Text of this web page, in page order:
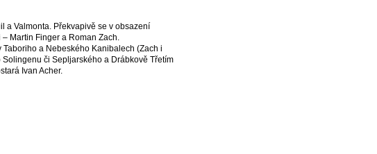
a Valmonta. Překvapivě se v obsazení
Martin Finger a Roman Zach.
a Nebeského Kanibalech (Zach i
či Sepljarského a Drábkově Třetím
Ivan Acher.